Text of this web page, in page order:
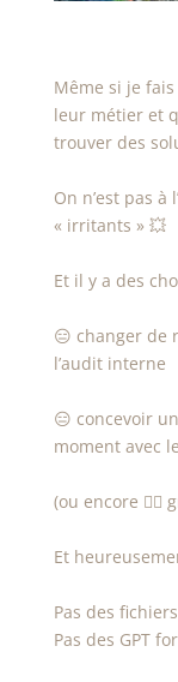
Même si je
leur métier et
trouver des
On n’est pas
« irritants » 💥
Et il y a des
😑 changer de
l’audit interne
😑 concevoir
moment avec
(ou encore 🧗‍♀️
Et
Pas des
Pas des GPT